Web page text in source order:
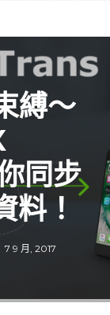
縛～
同步
！
7 9 月, 2017